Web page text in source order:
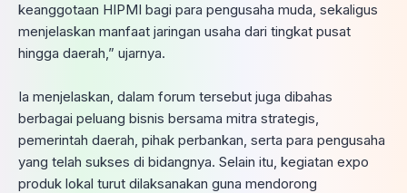
keanggotaan HIPMI bagi para pengusaha muda, sekaligus
menjelaskan manfaat jaringan usaha dari tingkat pusat
hingga daerah,” ujarnya.
‎Ia menjelaskan, dalam forum tersebut juga dibahas
berbagai peluang bisnis bersama mitra strategis,
pemerintah daerah, pihak perbankan, serta para pengusaha
yang telah sukses di bidangnya. Selain itu, kegiatan expo
produk lokal turut dilaksanakan guna mendorong